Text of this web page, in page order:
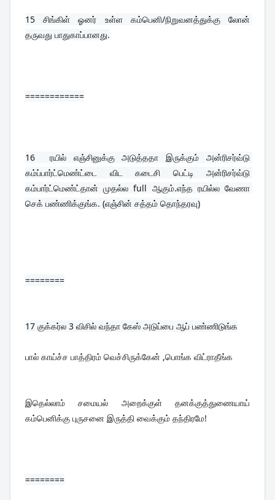
15 சிங்கிள் ஓனர் உள்ள கம்பெனி/நிறுவனத்துக்கு லோன்
தருவது பாதுகாப்பானது.
============
16 ரயில் எஞ்சினுக்கு அடுத்ததா இருக்கும் அன்ரிசர்வ்டு
கம்ப்பார்ட்மெண்ட்டை விட கடைசி பெட்டி அன்ரிசர்வ்டு
கம்பார்ட்மெண்ட்தான் முதல்ல full ஆகும்.எந்த ரயில்ல வேணா
செக் பண்ணிக்குங்க. (எஞ்சின் சத்தம் தொந்தரவு)
========
17 குக்கர்ல 3 விசில் வந்தா கேஸ் அடுப்பை ஆப் பண்ணிடுங்க
பால் காய்ச்ச பாத்திரம் வெச்சிருக்கேன் ,பொங்க விட்ராதீங்க
இதெல்லாம் சமையல் அறைக்குள் தனக்குத்துணையாய்
கம்பெனிக்கு புருசனை இருத்தி வைக்கும் தந்திரமே!
========